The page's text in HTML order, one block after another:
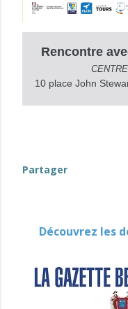
Rencontre
10 place John
Partager
Découvrez les